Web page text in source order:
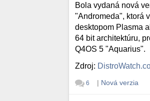
Bola vydaná nová
"Andromeda", ktorá
desktopom Plasma
64 bit architektúru,
Q4OS 5 "Aquarius".
Zdroj:
6 | Nová verzia